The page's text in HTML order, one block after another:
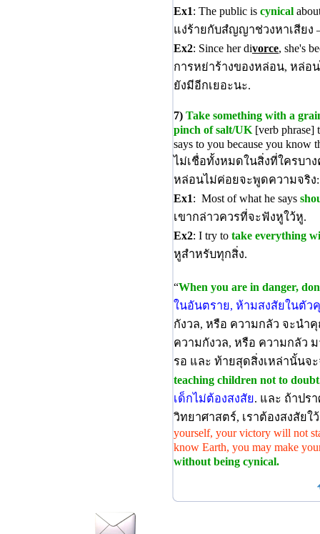
Ex1: The public is cynical
แง่ร้ายกับสํญญาช่วงหาเสียง
Ex2: Since her divorce, she's
การหย่าร้างของหล่อน, หล่อ
ยังมีอีกเยอะนะ.
7) Take something with a
pinch of salt/UK[verb phrase]
says to you because you know
ไม่เชื่อทั้งหมดในสิ่งที่ใครบา
หล่อนไม่ค่อยจะพูดความจริง:
Ex1: Most of what he says
เขากล่าวควรที่จะฟังหูใว้หู.
Ex2: I try to take everything
หูสำหรับทุกสิ่ง.
“When you are in danger,
ในอันตราย, ห้ามสงสัยในตัว
กังวล, หรือ ความกลัว จะนำ
ความกังวล, หรือ ความกลัว
รอ และ ท้ายสุดสิ่งเหล่านั้นจะ
teaching children not to doubt
เด็กไม่ต้องสงสัย. และ ถ้าปร
วิทยาศาสตร์, เราต้องสงสัยใ
yourself, your victory will not
know Earth, you may make
without being cynical.